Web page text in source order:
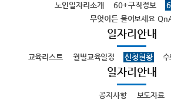
노인일자리소개 60+구직정보
무엇이든 물어보세요
일자리안내
교육리스트 월별교육일정 신청현황 수
일자리안내
공지사항 보도자료